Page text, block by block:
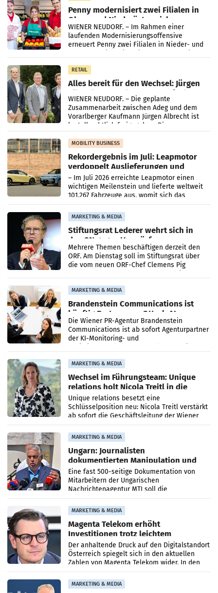
Penny modernisiert zwei Filialen in
Ober- und Niederösterreich
WIENER NEUDORF. – Im Rahmen einer
laufenden Modernisierungsoffensive
erneuert Penny zwei Filialen in Nieder- und
RETAIL
Alles bereit für den Wechsel: Jürgen
Albrecht setzt ab 1.1.2027 auf Adeg
WIENER NEUDORF. – Die geplante
Zusammenarbeit zwischen Adeg und dem
Vorarlberger Kaufmann Jürgen Albrecht ist
kartellrechtlich freigegeben: Die
Bundeswettbewerbsbehörde und der
Bundeskartellanwalt
MOBILITY BUSINESS
Rekordergebnis im Juli: Leapmotor
verdoppelt Auslieferungen und
überschreitet die 100.000er-Marke
– Im Juli 2026 erreichte Leapmotor einen
wichtigen Meilenstein und lieferte weltweit
101.267 Fahrzeuge aus, womit sich das
Ergebnis gegenüber Juli 2025 mehr als
verdoppelte (+102
MARKETING & MEDIA
Stiftungsrat Lederer wehrt sich in
den SN gegen Vorwürfe
Mehrere Themen beschäftigen derzeit den
ORF. Am Dienstag soll im Stiftungsrat über
die vom neuen ORF-Chef Clemens Pig
MARKETING & MEDIA
Brandenstein Communications ist
künftig Partner von OtterlyAI
Die Wiener PR-Agentur Brandenstein
Communications ist ab sofort Agenturpartner
der KI-Monitoring- und
MARKETING & MEDIA
Wechsel im Führungsteam: Unique
relations holt Nicola Treitl in die
Geschäftsleitung
Unique relations besetzt eine
Schlüsselposition neu: Nicola Treitl verstärkt
ab sofort die Geschäftsleitung der Wiener
PR-Agentur an der Seite von Josef Kalina und
Anna Kalina-Mahr.
MARKETING & MEDIA
Ungarn: Journalisten
dokumentierten Manipulation und
Zensur
Eine fast 500-seitige Dokumentation von
Mitarbeitern der Ungarischen
Nachrichtenagentur MTI soll die
systematische Nachrichten-Manipulation und
Zensur bei der Agentur während der Zeit
MARKETING & MEDIA
Magenta Telekom erhöht
Investitionen trotz leichtem
Umsatzrückgang
Der anhaltende Druck auf den Digitalstandort
Österreich spiegelt sich in den aktuellen
Zahlen von Magenta Telekom wider. In den
ersten sechs Monaten des laufenden Jahres
verzeichnete
MARKETING & MEDIA